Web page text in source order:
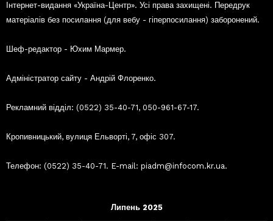
Інтернет-видання «Україна-Центр». Усі права захищені. Передрук
матеріалів без посилання (для вебу - гіперпосилання) заборонений.
Шеф-редактор - Юхим Мармер.
Адміністратор сайту - Андрій Флоренко.
Рекламний відділ: (0522) 35-40-71, 050-961-67-17.
Кропивницький, вулиця Ельворті, 7, офіс 307.
Телефон: (0522) 35-40-71. E-mail: piadm@infocom.kr.ua.
Липень 2025